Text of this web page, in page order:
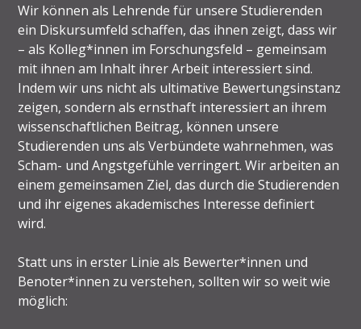
Wir können als Lehrende für unsere Studierenden
ein Diskursumfeld schaffen, das ihnen zeigt, dass wir
– als Kolleg*innen im Forschungsfeld – gemeinsam
mit ihnen am Inhalt ihrer Arbeit interessiert sind.
Indem wir uns nicht als ultimative Bewertungsinstanz
zeigen, sondern als ernsthaft interessiert an ihrem
wissenschaftlichen Beitrag, können unsere
Studierenden uns als Verbündete wahrnehmen, was
Scham- und Angstgefühle verringert. Wir arbeiten an
einem gemeinsamen Ziel, das durch die Studierenden
und ihr eigenes akademisches Interesse definiert
wird.
Statt uns in erster Linie als Bewerter*innen und
Benoter*innen zu verstehen, sollten wir so weit wie
möglich: